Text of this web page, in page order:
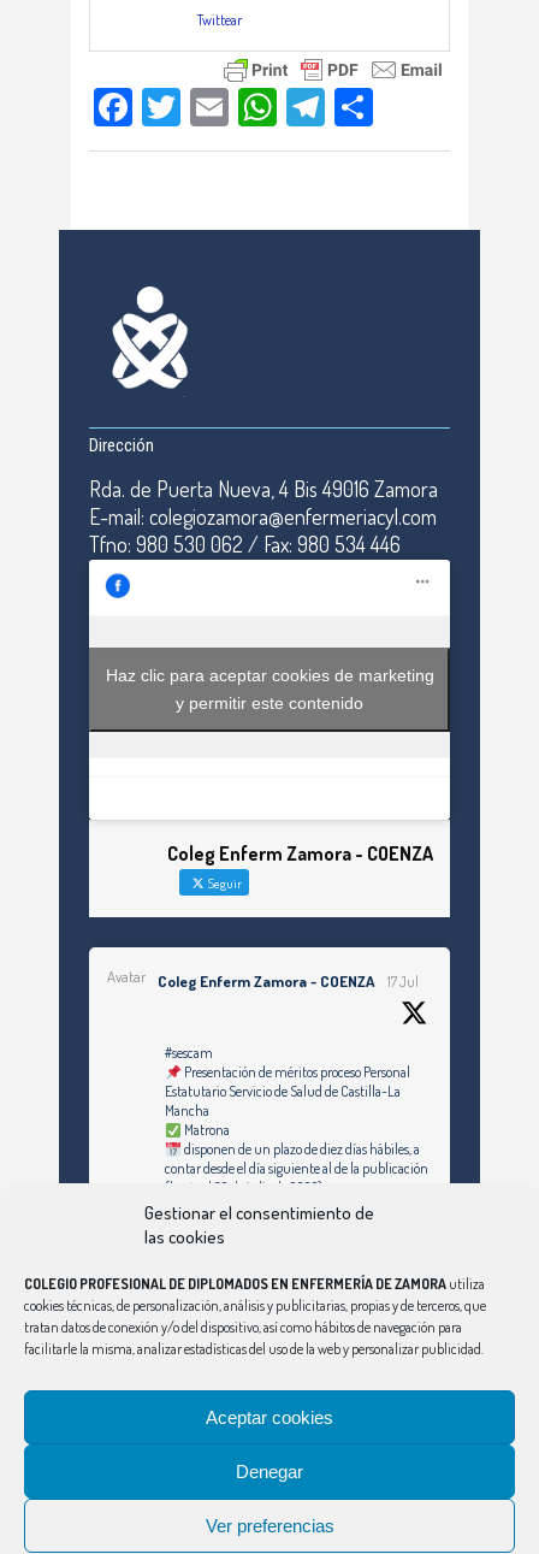
Gestionar el consentimiento de
las cookies
COLEGIO PROFESIONAL DE DIPLOMADOS EN ENFERMERÍA DE ZAMORA utiliza
cookies técnicas, de personalización, análisis y publicitarias, propias y de terceros, que
tratan datos de conexión y/o del dispositivo, así como hábitos de navegación para
facilitarle la misma, analizar estadísticas del uso de la web y personalizar publicidad.
Aceptar cookies
Denegar
Ver preferencias
Twittear
Facebook
TwitterEmailWhatsApp
Telegram
Dirección
Rda. de Puerta Nueva, 4 Bis 49016 Zamora
E-mail: colegiozamora@enfermeriacyl.com
Tfno: 980 530 062 / Fax: 980 534 446
Haz clic para aceptar cookies de marketing
y permitir este contenido
Coleg Enferm Zamora - COENZA
Seguir
Avatar Coleg Enferm Zamora - COENZA 17 Jul
#sescam
Presentación de méritos proceso Personal
Estatutario Servicio de Salud de Castilla-La
Mancha
Matrona
disponen de un plazo de diez días hábiles, a
contar desde el día siguiente al de la publicación
(hasta el 30 de julio de 2026)
https://enfermeriazamora.com/enfermeria-y-
especialidades-personal-estatutario-servicio-
plazas/#MATRONA
Twitter
Síguenos en Instagram
BURGOS
Política de Privacidad